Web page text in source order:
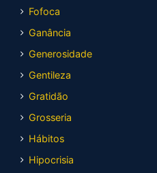
Fofoca
Ganância
Generosidade
Gentileza
Gratidão
Grosseria
Hábitos
Hipocrisia